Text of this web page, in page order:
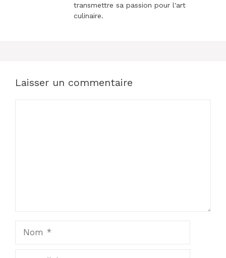
transmettre sa passion pour l'art
culinaire.
Laisser un commentaire